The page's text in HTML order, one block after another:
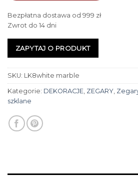
Bezpłatna dostawa od 999 zł
Zwrot do 14 dni
ZAPYTAJ O PRODUKT
SKU: LK8white marble
Kategorie: DEKORACJE ZEGARY
szklane